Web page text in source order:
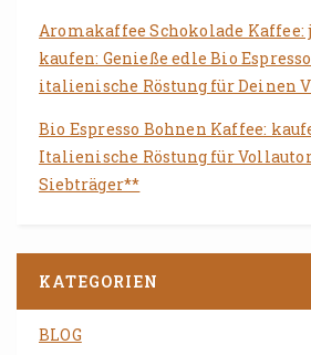
Aromakaffee Schokolade
kaufen: Genieße edle Bio
italienische Röstung für Deinen
Bio Espresso Bohnen Kaffee:
Italienische Röstung für
Siebträger**
KATEGORIEN
BLOG